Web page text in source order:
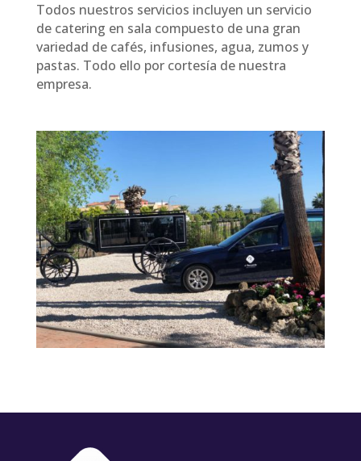
Todos nuestros servicios incluyen un servicio
de catering en sala compuesto de una gran
variedad de cafés, infusiones, agua, zumos y
pastas. Todo ello por cortesía de nuestra
empresa.